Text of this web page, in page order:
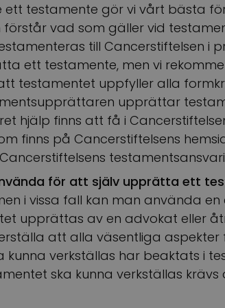
testamente gör vi vårt bästa
vad som gäller vid
till Cancerstiftelsen i
ett testamente, men vi
testamentet uppfyller alla
upprättar
hjälp finns att få i
finns på Cancerstiftelsens
för att själv upprätta ett
i vissa fall kan man använda en
upprättas av en advokat eller
att alla väsentliga aspekter
verkställas har beaktats i
ska kunna verkställas